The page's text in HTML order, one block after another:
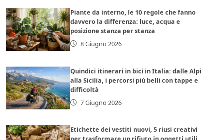
Piante da interno, le 10 regole che fanno
davvero la differenza: luce, acqua e
posizione stanza per stanza
8 Giugno 2026
Quindici itinerari in bici in Italia: dalle Alpi
alla Sicilia, i percorsi più belli con tappe e
difficoltà
7 Giugno 2026
Etichette dei vestiti nuovi, 5 riusi creativi